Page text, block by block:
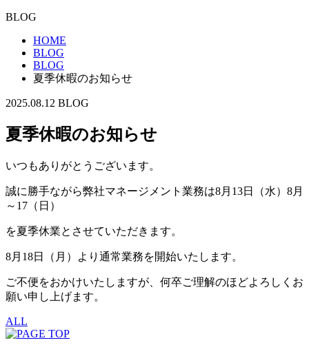
BLOG
HOME
BLOG
BLOG
夏季休暇のお知らせ
2025.08.12 BLOG
夏季休暇のお知らせ
いつもありがとうございます。
誠に勝手ながら弊社マネージメント業務は8月13日（水）8月
～17（日）
を夏季休業とさせていただきます。
8月18日（月）より通常業務を開始いたします。
ご不便をおかけいたしますが、何卒ご理解のほどよろしくお
願い申し上げます。
ALL